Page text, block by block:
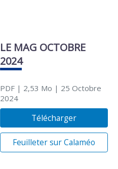
LE MAG OCTOBRE
2024
PDF| 2,53 Mo | 25 Octobre
2024
Télécharger
Feuilleter sur Calaméo